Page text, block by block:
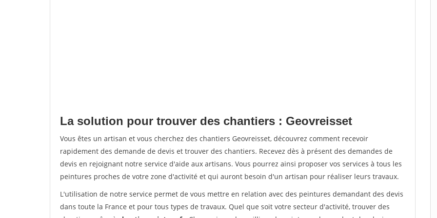
La solution pour trouver des chantiers : Geovreisset
Vous êtes un artisan et vous cherchez des chantiers Geovreisset, découvrez comment recevoir
rapidement des demande de devis et trouver des chantiers. Recevez dès à présent des demandes de
devis en rejoignant notre service d'aide aux artisans. Vous pourrez ainsi proposer vos services à tous les
peintures proches de votre zone d'activité et qui auront besoin d'un artisan pour réaliser leurs travaux.
L'utilisation de notre service permet de vous mettre en relation avec des peintures demandant des devis
dans toute la France et pour tous types de travaux. Quel que soit votre secteur d'activité, trouver des